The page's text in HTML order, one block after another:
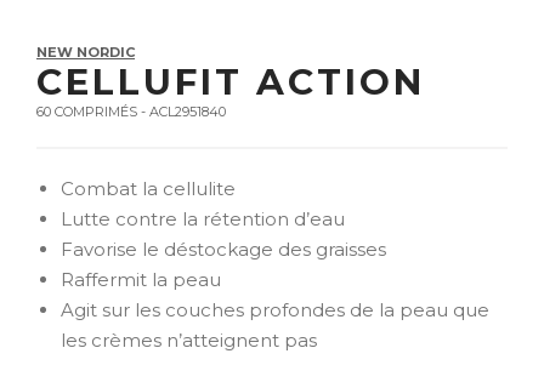
NEW NORDIC
CELLUFIT ACTION
60 COMPRIMÉS - ACL2951840
Combat la cellulite
Lutte contre la rétention d’eau
Favorise le déstockage des graisses
Raffermit la peau
Agit sur les couches profondes de la peau que
les crèmes n’atteignent pas